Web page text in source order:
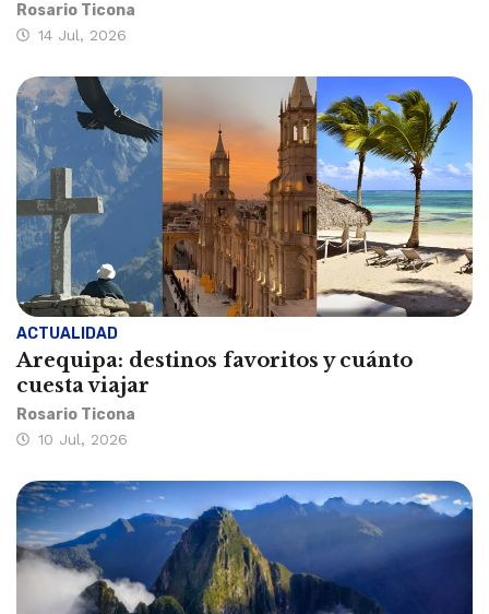
Rosario Ticona
14 Jul, 2026
ACTUALIDAD
Arequipa: destinos favoritos y cuánto
cuesta viajar
Rosario Ticona
10 Jul, 2026